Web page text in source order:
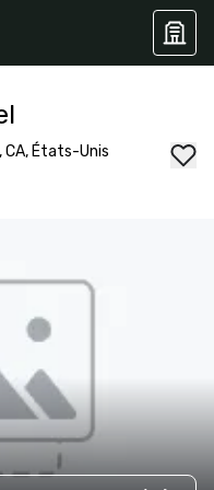
CA, États-Unis